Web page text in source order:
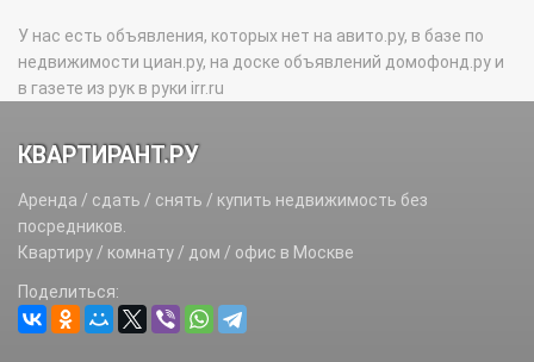
Кленовское п.
Кокошкино п.
Краснопахорское п.
Михайлово-Ярцевское п.
Московский г.
Московский п.
Мосрентген п.
Новофедоровское п.
Роговское п.
Рязановское п.
У нас есть объявления, которых нет на авито.ру, в базе по
недвижимости циан.ру, на доске объявлений домофонд.ру и
в газете из рук в руки irr.ru
КВАРТИРАНТ.РУ
Аренда / сдать / снять / купить недвижимость без
посредников.
Квартиру / комнату / дом / офис в Москве
Поделиться: